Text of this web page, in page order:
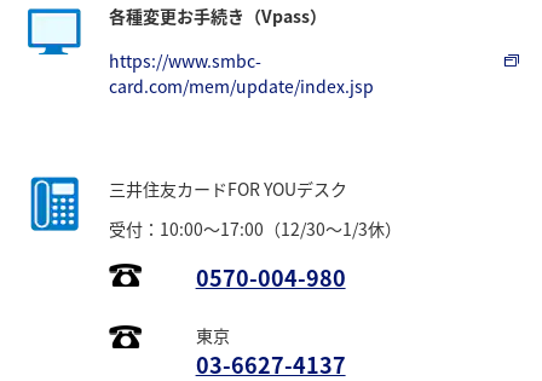
各種変更お手続き（Vpass）
https://www.smbc-
card.com/mem/update/index.jsp
三井住友カードFOR YOUデスク
受付：10:00～17:00（12/30～1/3休）
0570-004-980
東京
03-6627-4137